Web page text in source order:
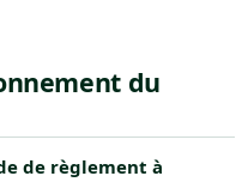
du
de règlement à